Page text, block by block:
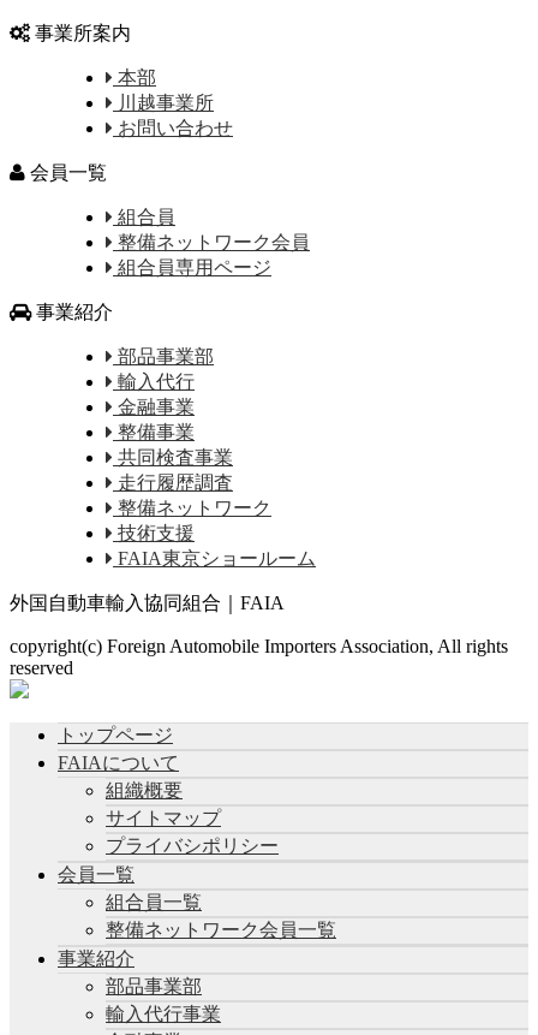
事業所案内
本部
川越事業所
お問い合わせ
会員一覧
組合員
整備ネットワーク会員
組合員専用ページ
事業紹介
部品事業部
輸入代行
金融事業
整備事業
共同検査事業
走行履歴調査
整備ネットワーク
技術支援
FAIA東京ショールーム
外国自動車輸入協同組合｜FAIA
copyright(c) Foreign Automobile Importers Association, All rights
reserved
トップページ
FAIAについて
組織概要
サイトマップ
プライバシポリシー
会員一覧
組合員一覧
整備ネットワーク会員一覧
事業紹介
部品事業部
輸入代行事業